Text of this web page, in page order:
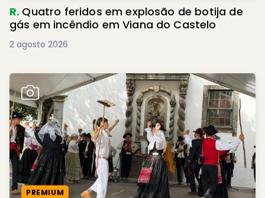
R. Quatro feridos em explosão de botija de
gás em incêndio em Viana do Castelo
2 agosto 2026
PREMIUM